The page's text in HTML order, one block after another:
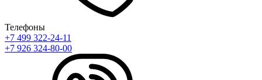
Телефоны
+7 499 322-24-11
+7 926 324-80-00